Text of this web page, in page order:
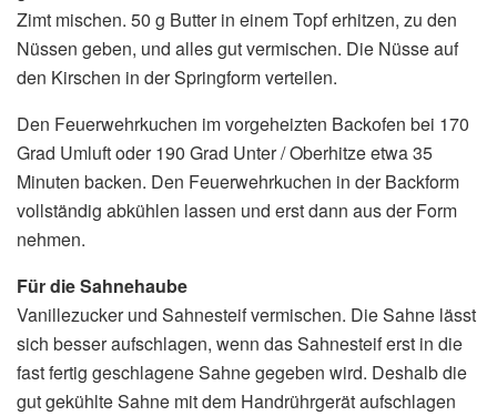
Zimt mischen. 50 g Butter in einem Topf erhitzen, zu den
Nüssen geben, und alles gut vermischen. Die Nüsse auf
den Kirschen in der Springform verteilen.
Den Feuerwehrkuchen im vorgeheizten Backofen bei 170
Grad Umluft oder 190 Grad Unter / Oberhitze etwa 35
Minuten backen. Den Feuerwehrkuchen in der Backform
vollständig abkühlen lassen und erst dann aus der Form
nehmen.
Für die Sahnehaube
Vanillezucker und Sahnesteif vermischen. Die Sahne lässt
sich besser aufschlagen, wenn das Sahnesteif erst in die
fast fertig geschlagene Sahne gegeben wird. Deshalb die
gut gekühlte Sahne mit dem Handrührgerät aufschlagen